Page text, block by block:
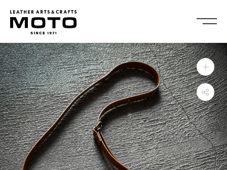
プ
し
て
コ
ン
テ
ン
ツ
に
移
動
Collection
全商品
ALL ITEMS
新商品
NEW ARRIVALS
2026NEW シューズ
キーケース・キーホルダ
ー
KEY CASE・ KEY HOLDER
カードケース
CARD CASE
コインケース
COIN CASE
コンパクトウォレット
COMPACT WALLET
ショートウォレット ミドルウォレット